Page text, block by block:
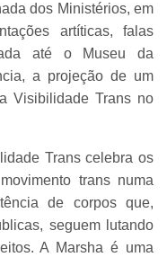
dos Ministérios, em
artíticas, falas
até o Museu da
a projeção de um
Visibilidade Trans no
Trans celebra os
trans numa
de corpos que,
seguem lutando
A Marsha é uma